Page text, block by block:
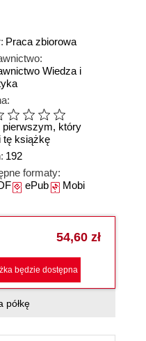
Praca zbiorowa
Wiedza i
pierwszym, który
tę książkę
192
formaty:
ePubMobi
54,60 zł
będzie dostępna
półkę